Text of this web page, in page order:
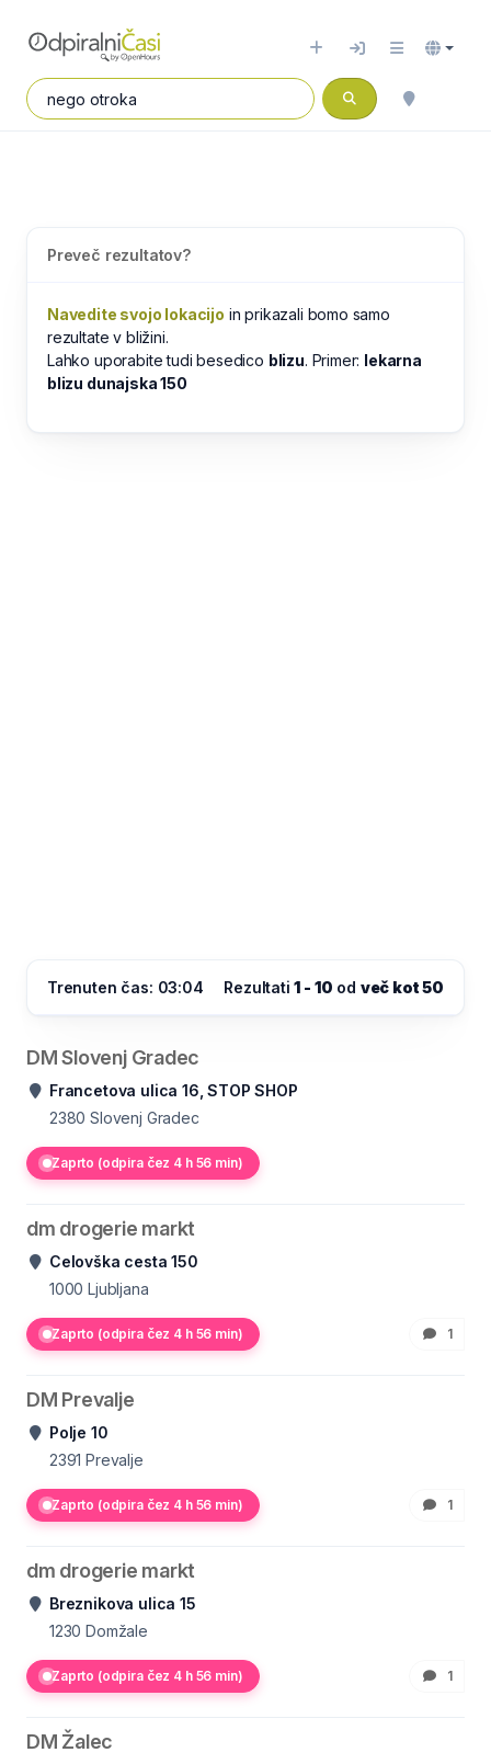
Preveč rezultatov?
Navedite svojo lokacijo in prikazali bomo samo
rezultate v bližini.
Lahko uporabite tudi besedico blizu. Primer: lekarna
blizu dunajska 150
Trenuten čas: 03:04 Rezultati1 - 10 od več kot 50
DM Slovenj Gradec
Francetova ulica 16, STOP SHOP
2380 Slovenj Gradec
Zaprto (odpira čez 4 h 56 min)
dm drogerie markt
Celovška cesta 150
1000 Ljubljana
Zaprto (odpira čez 4 h 56 min) 1
DM Prevalje
Polje 10
2391 Prevalje
Zaprto (odpira čez 4 h 56 min) 1
dm drogerie markt
Breznikova ulica 15
1230 Domžale
Zaprto (odpira čez 4 h 56 min) 1
DM Žalec